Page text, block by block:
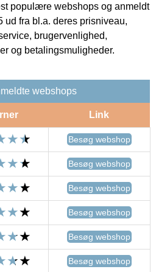
populære webshops og anmeldt
ud fra bl.a. deres prisniveau,
brugervenlighed,
og betalingsmuligheder.
webshops
Link
Besøg webshop
Besøg webshop
Besøg webshop
Besøg webshop
Besøg webshop
Besøg webshop